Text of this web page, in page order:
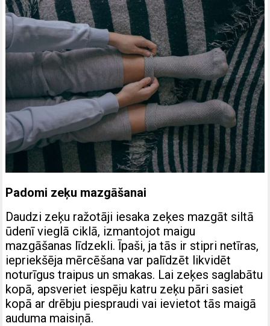
Padomi zeķu mazgāšanai
Daudzi zeķu ražotāji iesaka zeķes mazgāt siltā
ūdenī vieglā ciklā, izmantojot maigu
mazgāšanas līdzekli. Īpaši, ja tās ir stipri netīras,
iepriekšēja mērcēšana var palīdzēt likvidēt
noturīgus traipus un smakas. Lai zeķes saglabātu
kopā, apsveriet iespēju katru zeķu pāri sasiet
kopā ar drēbju piespraudi vai ievietot tās maigā
auduma maisiņā.